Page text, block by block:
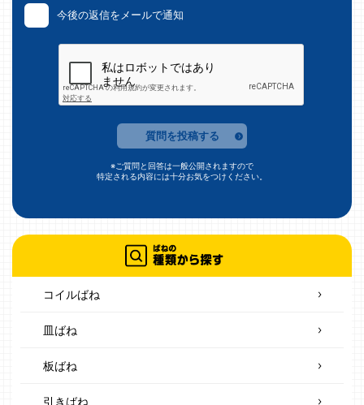
今後の返信をメールで通知
質問を投稿する
※ご質問と回答は一般公開されますので
特定される内容には十分お気をつけください。
コイルばね
皿ばね
板ばね
引きばね